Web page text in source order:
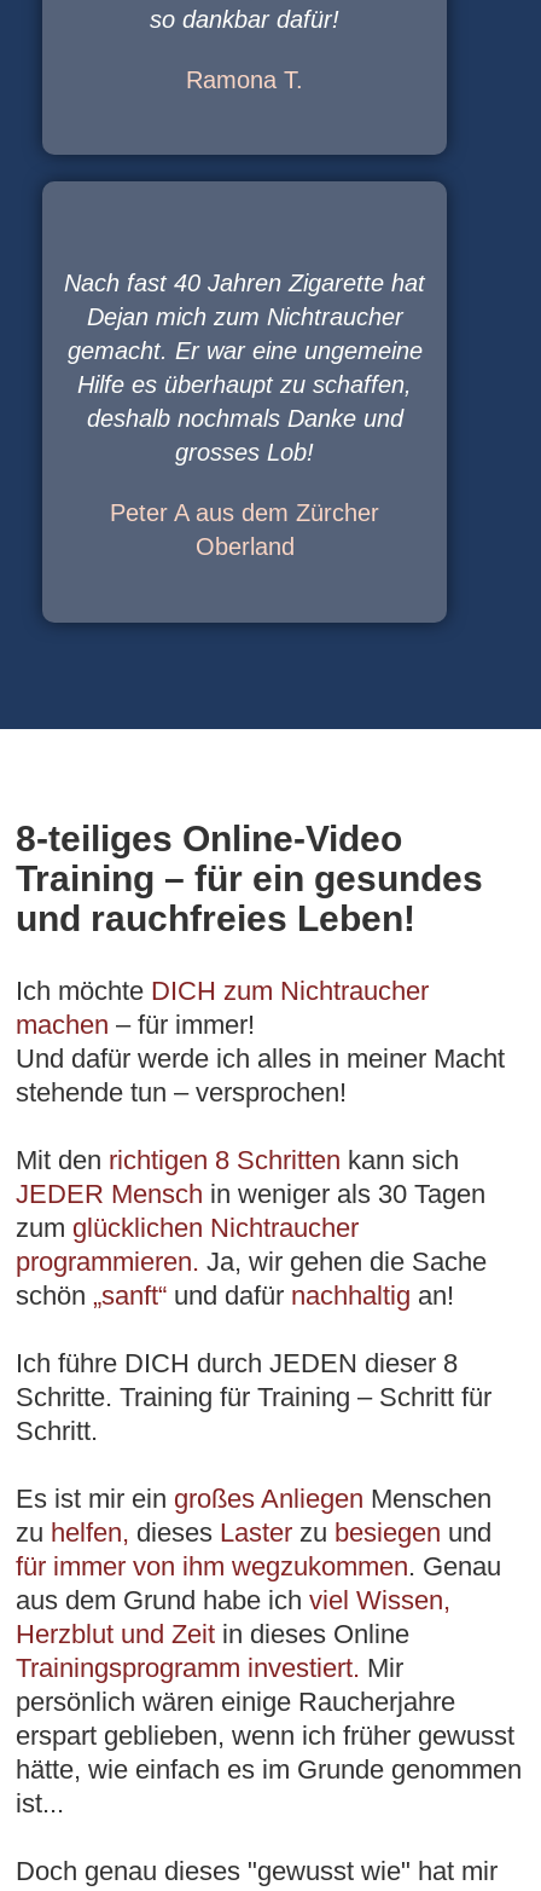
so dankbar dafür!
Ramona T.
Nach fast 40 Jahren Zigarette hat
Dejan mich zum Nichtraucher
gemacht. Er war eine ungemeine
Hilfe es überhaupt zu schaffen,
deshalb nochmals Danke und
grosses Lob!
Peter A aus dem Zürcher
Oberland
8-teiliges Online-Video
Training – für ein gesundes
und rauchfreies Leben!
Ich möchte DICH zum Nichtraucher
machen – für immer!
Und dafür werde ich alles in meiner Macht
stehende tun – versprochen!
Mit den richtigen 8 Schritten kann sich
JEDER Mensch in weniger als 30 Tagen
zum glücklichen Nichtraucher
programmieren. Ja, wir gehen die Sache
schön„sanft“ und dafür nachhaltig an!
Ich führe DICH durch JEDEN dieser 8
Schritte. Training für Training – Schritt für
Schritt.
Es ist mir ein großes Anliegen Menschen
zu helfen, dieses Laster zu besiegen und
für immer von ihm wegzukommen. Genau
aus dem Grund habe ichviel Wissen,
Herzblut und Zeit in dieses Online
Trainingsprogramm investiert. Mir
persönlich wären einige Raucherjahre
erspart geblieben, wenn ich früher gewusst
hätte, wie einfach es im Grunde genommen
ist...
Doch genau dieses "gewusst wie" hat mir